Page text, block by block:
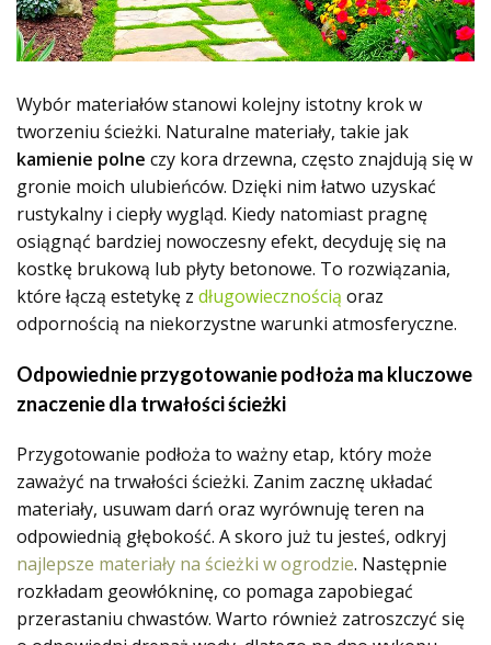
Wybór materiałów stanowi kolejny istotny krok w
tworzeniu ścieżki. Naturalne materiały, takie jak
kamienie polne czy kora drzewna, często znajdują się w
gronie moich ulubieńców. Dzięki nim łatwo uzyskać
rustykalny i ciepły wygląd. Kiedy natomiast pragnę
osiągnąć bardziej nowoczesny efekt, decyduję się na
kostkę brukową lub płyty betonowe. To rozwiązania,
które łączą estetykę z długowiecznością oraz
odpornością na niekorzystne warunki atmosferyczne.
Odpowiednie przygotowanie podłoża ma kluczowe
znaczenie dla trwałości ścieżki
Przygotowanie podłoża to ważny etap, który może
zaważyć na trwałości ścieżki. Zanim zacznę układać
materiały, usuwam darń oraz wyrównuję teren na
odpowiednią głębokość. A skoro już tu jesteś, odkryj
najlepsze materiały na ścieżki w ogrodzie. Następnie
rozkładam geowłókninę, co pomaga zapobiegać
przerastaniu chwastów. Warto również zatroszczyć się